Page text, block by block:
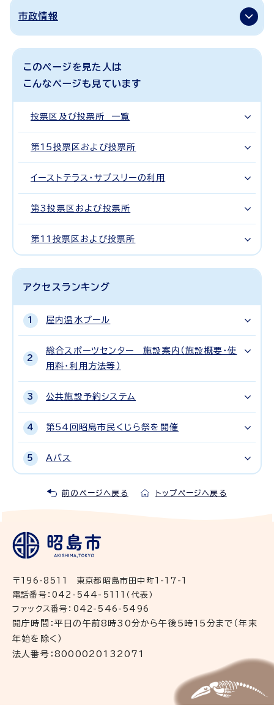
市政情報
このページを見た人は
こんなページも見ています
投票区及び投票所 一覧
第15投票区および投票所
イーストテラス・サブスリーの利用
第3投票区および投票所
第11投票区および投票所
アクセスランキング
屋内温水プール
総合スポーツセンター 施設案内（施設概要・使
用料・利用方法等）
公共施設予約システム
第54回昭島市民くじら祭を開催
Aバス
前のページへ戻る トップページへ戻る
〒196-8511 東京都昭島市田中町1-17-1
電話番号：042-544-5111（代表）
ファックス番号：042-546-5496
開庁時間：平日の午前8時30分から午後5時15分まで（年末
年始を除く）
法人番号：8000020132071